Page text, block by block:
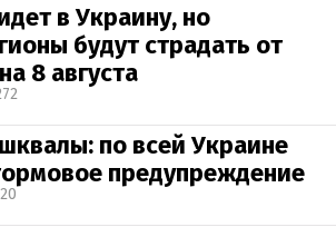
в Украину, но
будут страдать от
8 августа
по всей Украине
предупреждение